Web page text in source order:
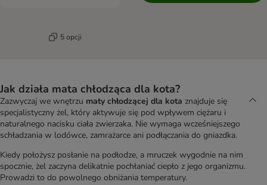
5 opcji
Jak działa mata chłodząca dla kota?
Zazwyczaj we wnętrzu maty chłodzącej dla kota znajduje się
specjalistyczny żel, który aktywuje się pod wpływem ciężaru i
naturalnego nacisku ciała zwierzaka. Nie wymaga wcześniejszego
schładzania w lodówce, zamrażarce ani podłączania do gniazdka.
Kiedy położysz posłanie na podłodze, a mruczek wygodnie na nim
spocznie, żel zaczyna delikatnie pochłaniać ciepło z jego organizmu.
Prowadzi to do powolnego obniżania temperatury.